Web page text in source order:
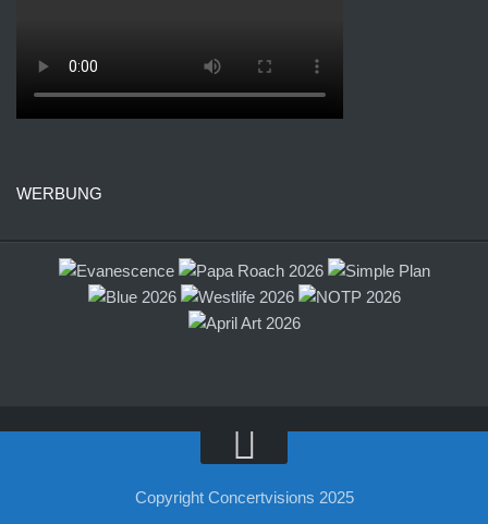
WERBUNG
Copyright Concertvisions 2025